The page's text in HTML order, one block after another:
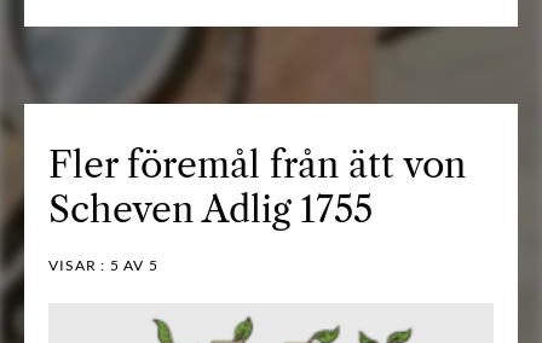
Fler föremål från ätt von
Scheven Adlig 1755
VISAR : 5 AV 5